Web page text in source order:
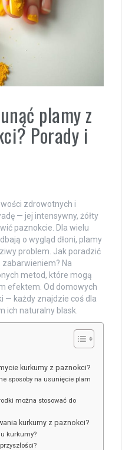
plamy z
Porady i
zdrowotnych i
— jej intensywny, żółty
paznokcie. Dla wielu
o wygląd dłoni, plamy
problem. Jak poradzić
Na
metod, które mogą
efektem. Od domowych
— każdy znajdzie coś dla
ich naturalny blask.
kurkumy z paznokci?
sposoby na usunięcie plam
można stosować do
kurkumy z paznokci?
kurkumy?